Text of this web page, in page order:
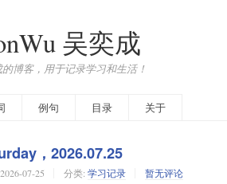
吴奕成
博客，用于记录学习和生活！
例句 目录 关于
，2026.07.25
2026-07-25 分类: 学习记录 暂无评论